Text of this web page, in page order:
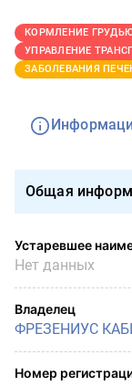
КОРМЛЕНИЕ
УПРАВЛЕНИЕ
ЗАБОЛЕВАНИЯ
Общая
Устаревшее
Нет данных
Владелец
ФРЕЗЕНИУС
Номер